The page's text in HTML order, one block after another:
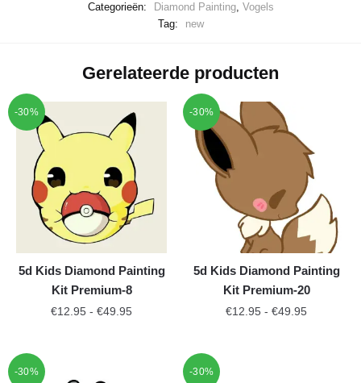
Categorieën:
Diamond Painting, Vogels
Tag:
new
Gerelateerde producten
-30%
5d Kids Diamond Painting
Kit Premium-8
€12.95 - €49.95
-30%
5d Kids Diamond Painting
Kit Premium-20
€12.95 - €49.95
-30% -30%